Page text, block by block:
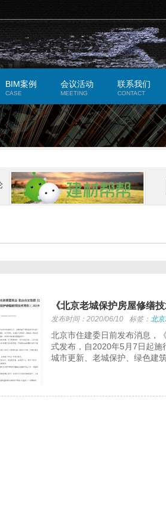
BIM案例
CASE
会议活动
MEETING
联系我们
CONTACT
发电厂！...
称迄今为止最绿色的
《北京老城保护房屋修缮
发布时间：2020/06/10 标签： 北
北京市住建委日前发布消息，
式发布，自2020年5月7日起
城市更新、老城保护、绿色建